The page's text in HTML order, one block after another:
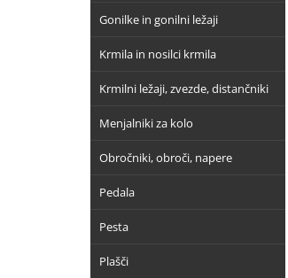
Gonilke in gonilni ležaji
Krmila in nosilci krmila
Krmilni ležaji, zvezde, distančniki
Menjalniki za kolo
Obročniki, obroči, napere
Pedala
Pesta
Plašči